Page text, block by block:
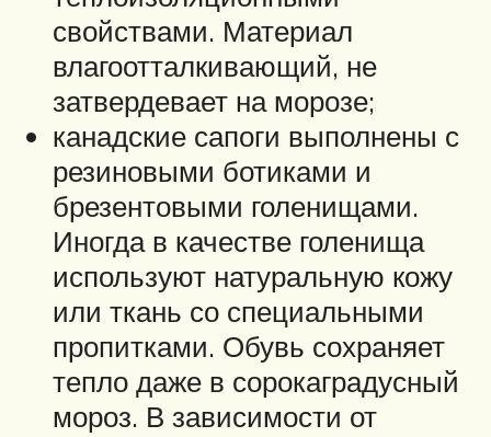
свойствами. Материал
влагоотталкивающий, не
затвердевает на морозе;
канадские сапоги выполнены с
резиновыми ботиками и
брезентовыми голенищами.
Иногда в качестве голенища
используют натуральную кожу
или ткань со специальными
пропитками. Обувь сохраняет
тепло даже в сорокаградусный
мороз. В зависимости от